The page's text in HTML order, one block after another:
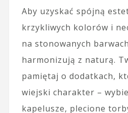
Aby uzyskać spójną
krzykliwych kolorów i
na stonowanych
harmonizują z naturą.
pamiętaj o dodatkach,
wiejski charakter –
kapelusze, plecione